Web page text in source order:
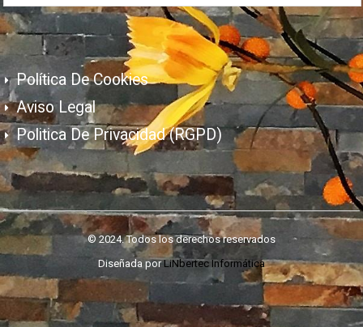
Política De Cookies
Aviso Legal
Politica De Privacidad (RGPD)
© 2024. Todos los derechos reservados
Diseñada porLiNbertec Informática